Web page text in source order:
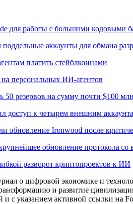
для работы с большими кодовыми
аккаунты для обмана
платить стейблкоинами
на персональных ИИ-агентов
50 резервов на сумму почти $100
доступ к четырем внешним
обновление Ironwood после
обновление протокола со
разворот криптопроектов к ИИ
о цифровой экономике и
и развитие
и с указанием активной ссылки на